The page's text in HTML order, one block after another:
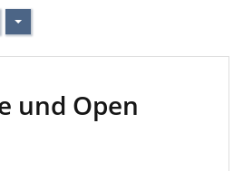
Content
und Open